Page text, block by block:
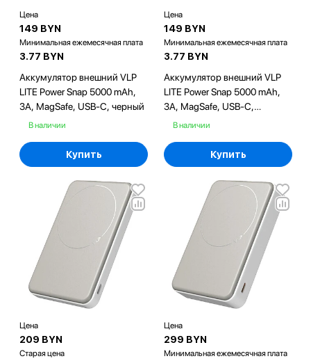
Цена
149 BYN
Минимальная ежемесячная плата
3.77 BYN
Аккумулятор внешний VLP
LITE Power Snap 5000 mAh,
3A, MagSafe, USB-C, черный
В наличии
Купить
Цена
149 BYN
Минимальная ежемесячная плата
3.77 BYN
Аккумулятор внешний VLP
LITE Power Snap 5000 mAh,
3A, MagSafe, USB-C,
оранжевый
В наличии
Купить
Цена
209 BYN
Старая цена
Цена
299 BYN
Минимальная ежемесячная плата